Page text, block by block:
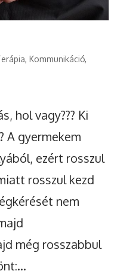
, Kommunikáció,
hol vagy??? Ki
A gyermekem
ezért rosszul
rosszul kezd
nem
még rosszabbul